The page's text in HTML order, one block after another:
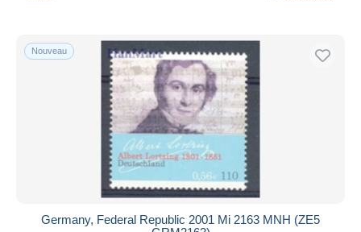
Nouveau
Germany, Federal Republic 2001 Mi 2163 MNH (ZE5